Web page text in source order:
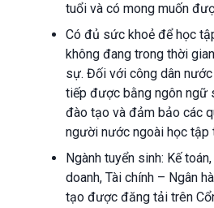
tuổi và có mong muốn
Có đủ sức khoẻ để học
không đang trong thời
sự. Đối với công dân
tiếp được bằng ngôn ngữ
đào tạo và đảm bảo các
người nước ngoài học tập
Ngành tuyển sinh: Kế
doanh, Tài chính – Ngân
tạo được đăng tải trên